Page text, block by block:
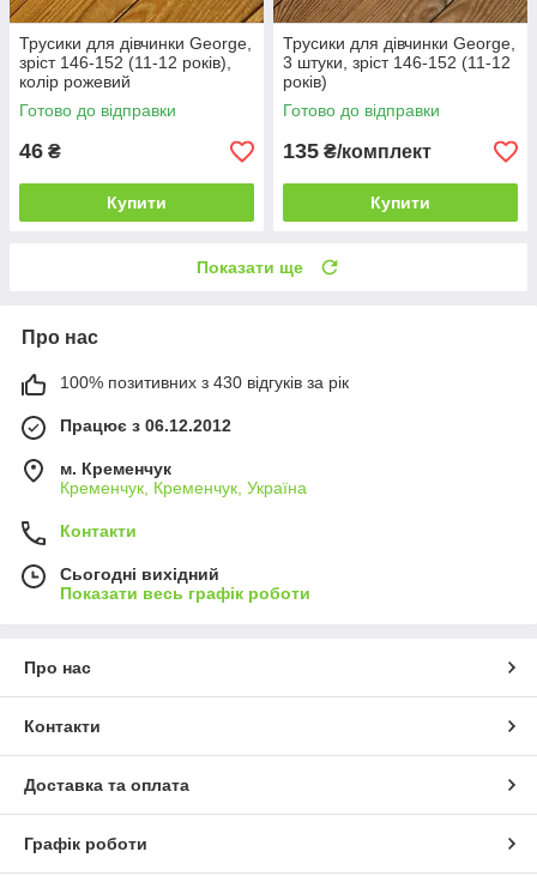
Трусики для дівчинки George,
зріст 146-152 (11-12 років),
колір рожевий
Готово до відправки
46 ₴
Купити
Трусики для дівчинки George,
3 штуки, зріст 146-152 (11-12
років)
Готово до відправки
135 ₴/комплект
Купити
Показати ще
Про нас
100% позитивних з 430 відгуків за рік
Працює з 06.12.2012
м. Кременчук
Кременчук, Кременчук, Україна
Контакти
Сьогодні вихідний
Показати весь графік роботи
Про нас
Контакти
Доставка та оплата
Графік роботи